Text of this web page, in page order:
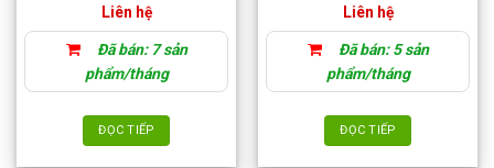
Liên hệ
Đã bán: 7 sản
phẩm/tháng
ĐỌC TIẾP
Liên hệ
Đã bán: 5 sản
phẩm/tháng
ĐỌC TIẾP